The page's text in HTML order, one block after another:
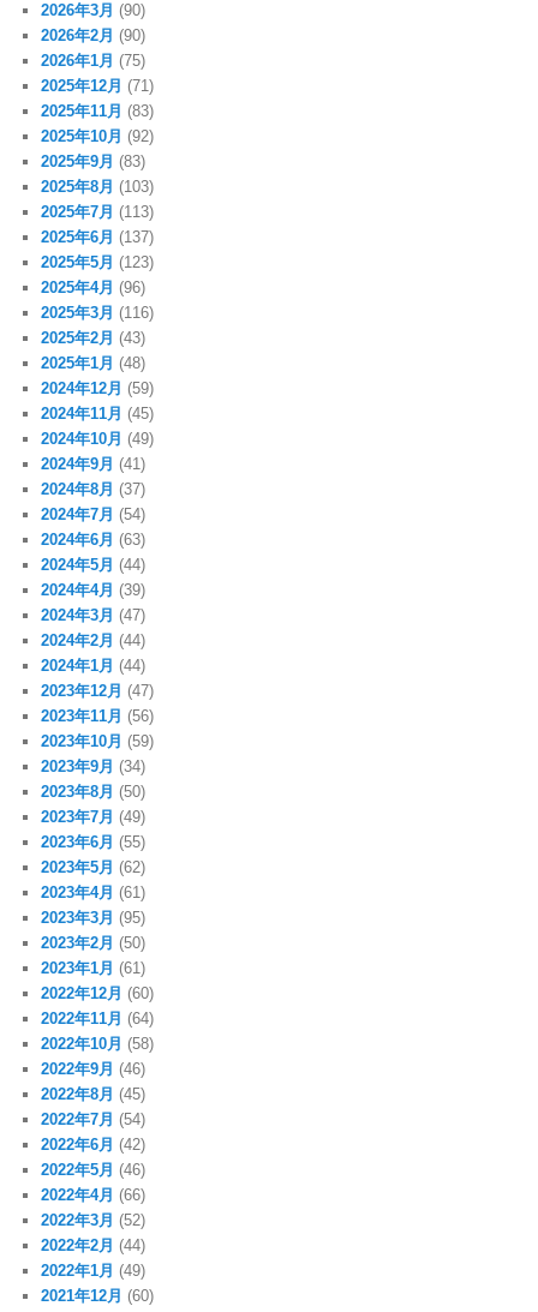
2026年3月 (90)
2026年2月 (90)
2026年1月 (75)
2025年12月 (71)
2025年11月 (83)
2025年10月 (92)
2025年9月 (83)
2025年8月 (103)
2025年7月 (113)
2025年6月 (137)
2025年5月 (123)
2025年4月 (96)
2025年3月 (116)
2025年2月 (43)
2025年1月 (48)
2024年12月 (59)
2024年11月 (45)
2024年10月 (49)
2024年9月 (41)
2024年8月 (37)
2024年7月 (54)
2024年6月 (63)
2024年5月 (44)
2024年4月 (39)
2024年3月 (47)
2024年2月 (44)
2024年1月 (44)
2023年12月 (47)
2023年11月 (56)
2023年10月 (59)
2023年9月 (34)
2023年8月 (50)
2023年7月 (49)
2023年6月 (55)
2023年5月 (62)
2023年4月 (61)
2023年3月 (95)
2023年2月 (50)
2023年1月 (61)
2022年12月 (60)
2022年11月 (64)
2022年10月 (58)
2022年9月 (46)
2022年8月 (45)
2022年7月 (54)
2022年6月 (42)
2022年5月 (46)
2022年4月 (66)
2022年3月 (52)
2022年2月 (44)
2022年1月 (49)
2021年12月 (60)